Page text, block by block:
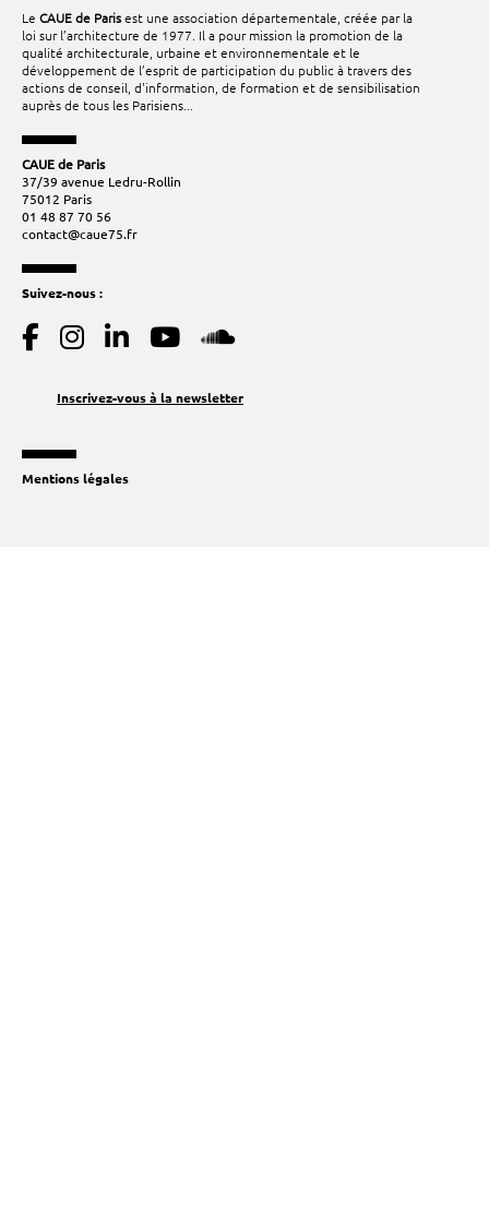
Le CAUE de Parisest une association départementale, créée par la
loi sur l’architecture de 1977. Il a pour mission la promotion de la
qualité architecturale, urbaine et environnementale et le
développement de l’esprit de participation du public à travers des
actions de conseil, d'information, de formation et de sensibilisation
auprès de tous les Parisiens...
CAUE de Paris
37/39 avenue Ledru-Rollin
75012 Paris
01 48 87 70 56
contact@caue75.fr
Suivez-nous :
Inscrivez-vous à la newsletter
Mentions légales